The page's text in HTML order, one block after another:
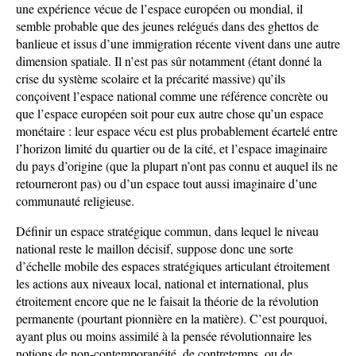
une expérience vécue de l’espace européen ou mondial, il
semble probable que des jeunes relégués dans des ghettos de
banlieue et issus d’une immigration récente vivent dans une autre
dimension spatiale. Il n’est pas sûr notamment (étant donné la
crise du système scolaire et la précarité massive) qu’ils
conçoivent l’espace national comme une référence concrète ou
que l’espace européen soit pour eux autre chose qu’un espace
monétaire : leur espace vécu est plus probablement écartelé entre
l’horizon limité du quartier ou de la cité, et l’espace imaginaire
du pays d’origine (que la plupart n’ont pas connu et auquel ils ne
retourneront pas) ou d’un espace tout aussi imaginaire d’une
communauté religieuse.
Définir un espace stratégique commun, dans lequel le niveau
national reste le maillon décisif, suppose donc une sorte
d’échelle mobile des espaces stratégiques articulant étroitement
les actions aux niveaux local, national et international, plus
étroitement encore que ne le faisait la théorie de la révolution
permanente (pourtant pionnière en la matière). C’est pourquoi,
ayant plus ou moins assimilé à la pensée révolutionnaire les